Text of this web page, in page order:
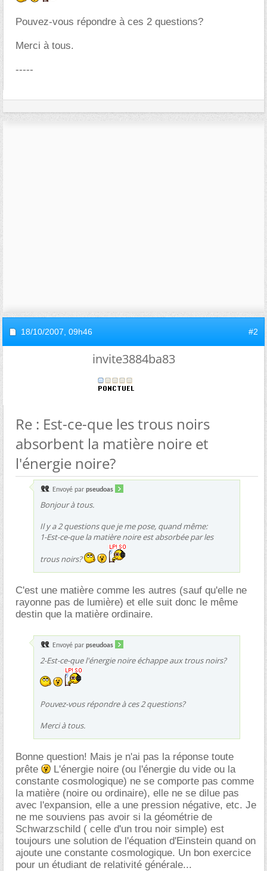
Pouvez-vous répondre à ces 2 questions?
Merci à tous.
-----
18/10/2007, 09h46 #2
invite3884ba83
Re : Est-ce-que les trous noirs
absorbent la matière noire et
l'énergie noire?
Envoyé par pseudoas
Bonjour à tous.
Il y a 2 questions que je me pose, quand même:
1-Est-ce-que la matière noire est absorbée par les
trous noirs?
C'est une matière comme les autres (sauf qu'elle ne
rayonne pas de lumière) et elle suit donc le même
destin que la matière ordinaire.
Envoyé par pseudoas
2-Est-ce-que l'énergie noire échappe aux trous noirs?
Pouvez-vous répondre à ces 2 questions?
Merci à tous.
Bonne question! Mais je n'ai pas la réponse toute
prête
L'énergie noire (ou l'énergie du vide ou la
constante cosmologique) ne se comporte pas comme
la matière (noire ou ordinaire), elle ne se dilue pas
avec l'expansion, elle a une pression négative, etc. Je
ne me souviens pas avoir si la géométrie de
Schwarzschild ( celle d'un trou noir simple) est
toujours une solution de l'équation d'Einstein quand on
ajoute une constante cosmologique. Un bon exercice
pour un étudiant de relativité générale...